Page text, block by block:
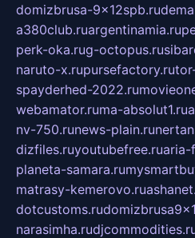
domizbrusa-9x12spb.ru
a380club.ruargentinamia.ru
perk-oka.rug-octopus.ru
naruto-x.rupursefactory.ru
spayderhed-2022.ru
webamator.ruma-absolut1.ru
nv-750.runews-plain.ru
dizfiles.ruyoutubefree.ruaria-
planeta-samara.ru
matrasy-kemerovo.ru
dotcustoms.ru
narasimha.ru